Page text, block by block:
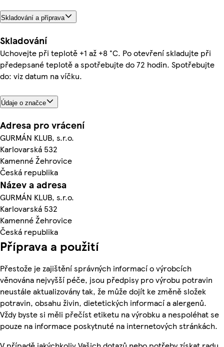
Skladování a příprava
Skladování
Uchovejte při teplotě +1 až +8 °C. Po otevření skladujte při
předepsané teplotě a spotřebujte do 72 hodin. Spotřebujte
do: viz datum na víčku.
Údaje o značce
Adresa pro vrácení
GURMÁN KLUB, s.r.o.
Karlovarská 532
Kamenné Žehrovice
Česká republika
Název a adresa
GURMÁN KLUB, s.r.o.
Karlovarská 532
Kamenné Žehrovice
Česká republika
Příprava a použití
Přestože je zajištění správných informací o výrobcích
věnována nejvyšší péče, jsou předpisy pro výrobu potravin
neustále aktualizovány tak, že může dojít ke změně složek
potravin, obsahu živin, dietetických informací a alergenů.
Vždy byste si měli přečíst etiketu na výrobku a nespoléhat se
pouze na informace poskytnuté na internetových stránkách.